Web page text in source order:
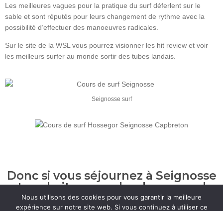
Les meilleures vagues pour la pratique du surf déferlent sur le
sable et sont réputés pour leurs changement de rythme avec la
possibilité d’effectuer des manoeuvres radicales.
Sur le site de la WSL vous pourrez visionner les hit review et voir
les meilleurs surfer au monde sortir des tubes landais.
Seignosse surf
Donc si vous séjournez à Seignosse
et souhaitez prendre des cours de
surf pour vous initier ou vous
Nous utilisons des cookies pour vous garantir la meilleure
expérience sur notre site web. Si vous continuez à utiliser ce